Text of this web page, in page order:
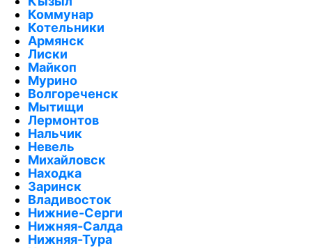
Коммунар
Котельники
Армянск
Лиски
Майкоп
Мурино
Волгореченск
Мытищи
Лермонтов
Нальчик
Невель
Михайловск
Находка
Заринск
Владивосток
Нижние-Серги
Нижняя-Салда
Нижняя-Тура